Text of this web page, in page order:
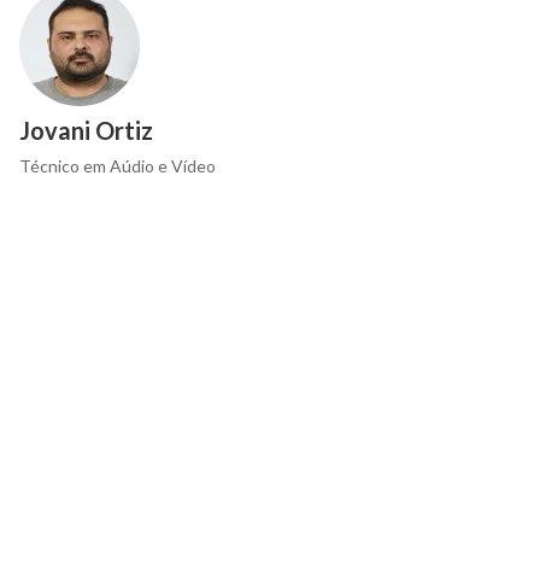
Jovani Ortiz
Técnico em Aúdio e Vídeo